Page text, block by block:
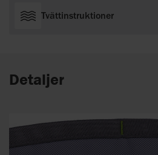
Tvättinstruktioner
Detaljer